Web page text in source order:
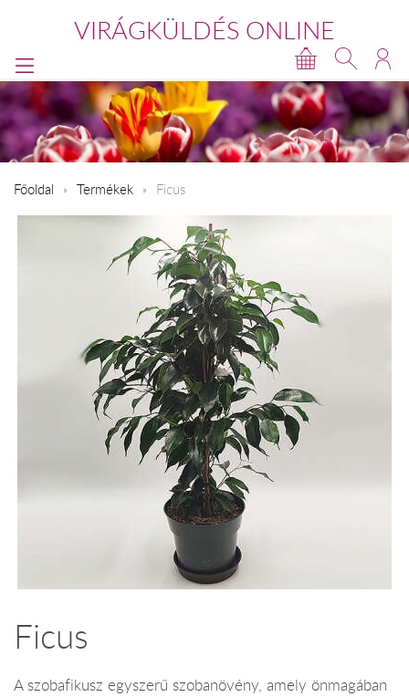
VIRÁGKÜLDÉS ONLINE
Főoldal Termékek Ficus
Ficus
A szobafikusz egyszerű szobanövény, amely önmagában